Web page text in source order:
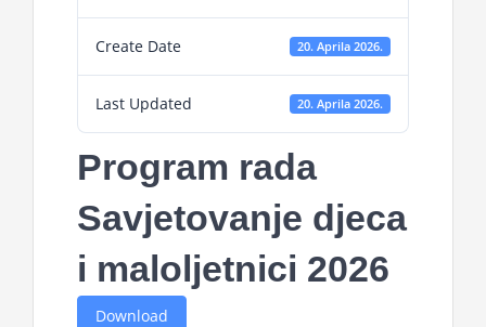
Create Date 20. Aprila 2026.
Last Updated 20. Aprila 2026.
Program rada
Savjetovanje djeca
i maloljetnici 2026
Download